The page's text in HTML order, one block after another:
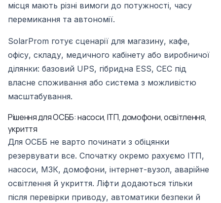
місця мають різні вимоги до потужності, часу
перемикання та автономії.
SolarProm готує сценарії для магазину, кафе,
офісу, складу, медичного кабінету або виробничої
ділянки: базовий UPS, гібридна ESS, СЕС під
власне споживання або система з можливістю
масштабування.
Рішення для ОСББ: насоси, ІТП, домофони, освітлення,
укриття
Для ОСББ не варто починати з обіцянки
резервувати все. Спочатку окремо рахуємо ІТП,
насоси, МЗК, домофони, інтернет-вузол, аварійне
освітлення й укриття. Ліфти додаються тільки
після перевірки приводу, автоматики безпеки й